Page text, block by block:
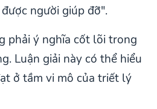
người giúp đỡ".
phải ý nghĩa cốt lõi trong
Luận giải này có thể hiểu
ở tầm vi mô của triết lý